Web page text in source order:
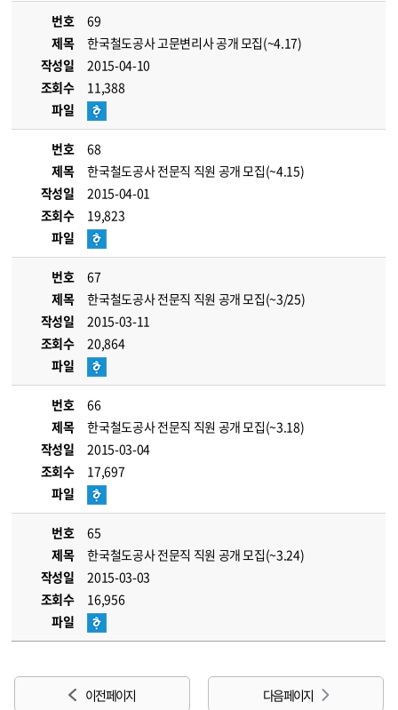
번호
69
제목
한국철도공사 고문변리사 공개 모집(~4.17)
작성일
2015-04-10
조회수
11,388
파일
번호
68
제목
한국철도공사 전문직 직원 공개 모집(~4.15)
작성일
2015-04-01
조회수
19,823
파일
번호
67
제목
한국철도공사 전문직 직원 공개 모집(~3/25)
작성일
2015-03-11
조회수
20,864
파일
번호
66
제목
한국철도공사 전문직 직원 공개 모집(~3.18)
작성일
2015-03-04
조회수
17,697
파일
번호
65
제목
한국철도공사 전문직 직원 공개 모집(~3.24)
작성일
2015-03-03
조회수
16,956
파일
이전 페이지 다음 페이지